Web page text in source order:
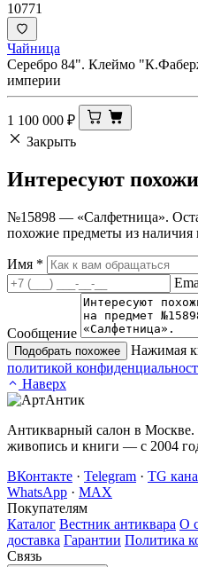
10771
Чайница
Серебро 84". Клеймо
империи
1 100 000 ₽
Закрыть
Интересуют
№15898 — «Салфетница».
похожие предметы из наличия
Имя *
Сообщение
Подобрать похожее
Нажимая
политикой
Наверх
Антикварный салон в Москве.
живопись и книги — с 2004
ВКонтакте · Telegram · TG
WhatsApp · MAX
Покупателям
Каталог Вестник антиквара О
доставка Гарантии Политика
Связь